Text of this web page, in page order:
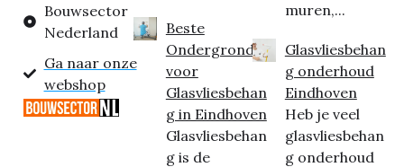
Bouwsector
Nederland
Ga naar onze
webshop
Beste
Ondergrond
voor
Glasvliesbehan
g in Eindhoven
Glasvliesbehan
g is de
muren,...
Glasvliesbehan
g onderhoud
Eindhoven
Heb je veel
glasvliesbehan
g onderhoud